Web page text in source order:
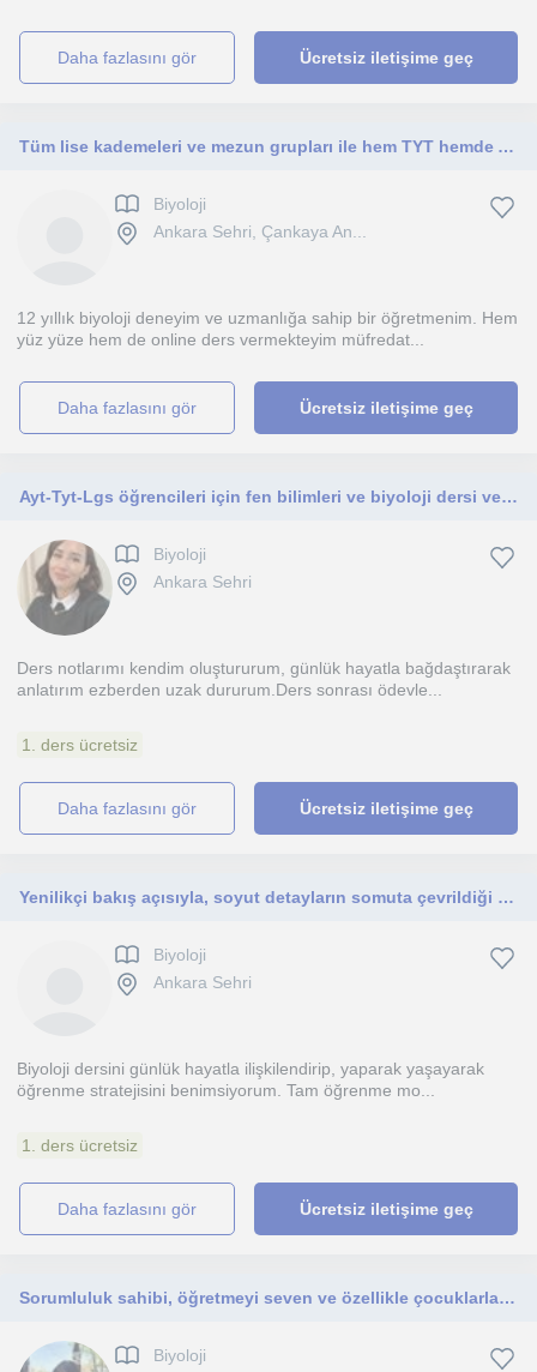
daha fazlasını gör Ücretsiz iletişime geç
Tüm lise kademeleri ve mezun grupları ile hem TYT hemde AYT BİYOLOJİ kendi dökümanlarım ile ilerleriz.
Biyoloji
Ankara Sehri, Çankaya An...
12 yıllık biyoloji deneyim ve uzmanlığa sahip bir öğretmenim. Hem
yüz yüze hem de online ders vermekteyim müfredat...
daha fazlasını gör Ücretsiz iletişime geç
Ayt-Tyt-Lgs öğrencileri için fen bilimleri ve biyoloji dersi verebilirim.
Biyoloji
Ankara Sehri
Ders notlarımı kendim oluştururum, günlük hayatla bağdaştırarak
anlatırım ezberden uzak dururum.Ders sonrası ödevle...
1. ders ücretsiz
daha fazlasını gör Ücretsiz iletişime geç
Yenilikçi bakış açısıyla, soyut detayların somuta çevrildiği bir öğretim planı oluşturuyorum.
Biyoloji
Ankara Sehri
Biyoloji dersini günlük hayatla ilişkilendirip, yaparak yaşayarak
öğrenme stratejisini benimsiyorum. Tam öğrenme mo...
1. ders ücretsiz
daha fazlasını gör Ücretsiz iletişime geç
Sorumluluk sahibi, öğretmeyi seven ve özellikle çocuklarla vakit geçirmekten hoşlanan biriyim.
Biyoloji